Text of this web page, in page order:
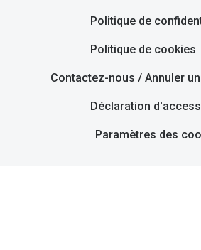
Politique de
Politique de cookies
Contactez-nous / Annuler
Déclaration
Paramètres des